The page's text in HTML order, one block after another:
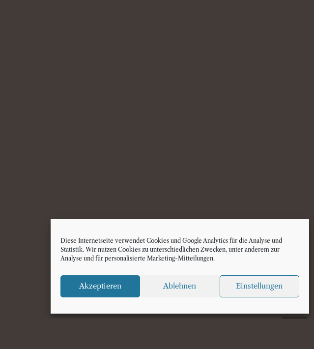
Diese Internetseite verwendet Cookies und Google Analytics für die Analyse und
Statistik. Wir nutzen Cookies zu unterschiedlichen Zwecken, unter anderem zur
Analyse und für personalisierte Marketing-Mitteilungen.
Akzeptieren Ablehnen Einstellungen